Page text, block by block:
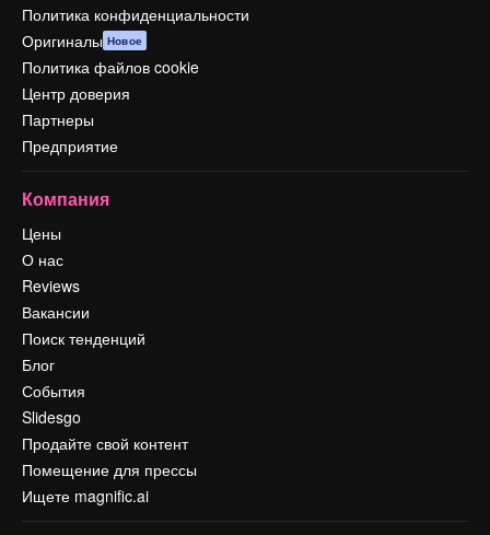
Политика конфиденциальности
Оригиналы Новое
Политика файлов cookie
Центр доверия
Партнеры
Предприятие
Компания
Цены
О нас
Reviews
Вакансии
Поиск тенденций
Блог
События
Slidesgo
Продайте свой контент
Помещение для прессы
Ищете magnific.ai